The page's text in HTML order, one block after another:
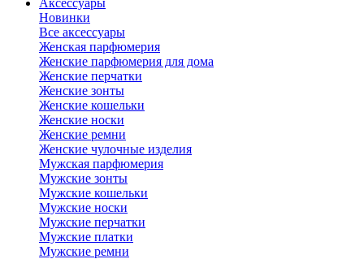
Аксессуары
Новинки
Все аксессуары
Женская парфюмерия
Женские парфюмерия для дома
Женские перчатки
Женские зонты
Женские кошельки
Женские носки
Женские ремни
Женские чулочные изделия
Мужская парфюмерия
Мужские зонты
Мужские кошельки
Мужские носки
Мужские перчатки
Мужские платки
Мужские ремни